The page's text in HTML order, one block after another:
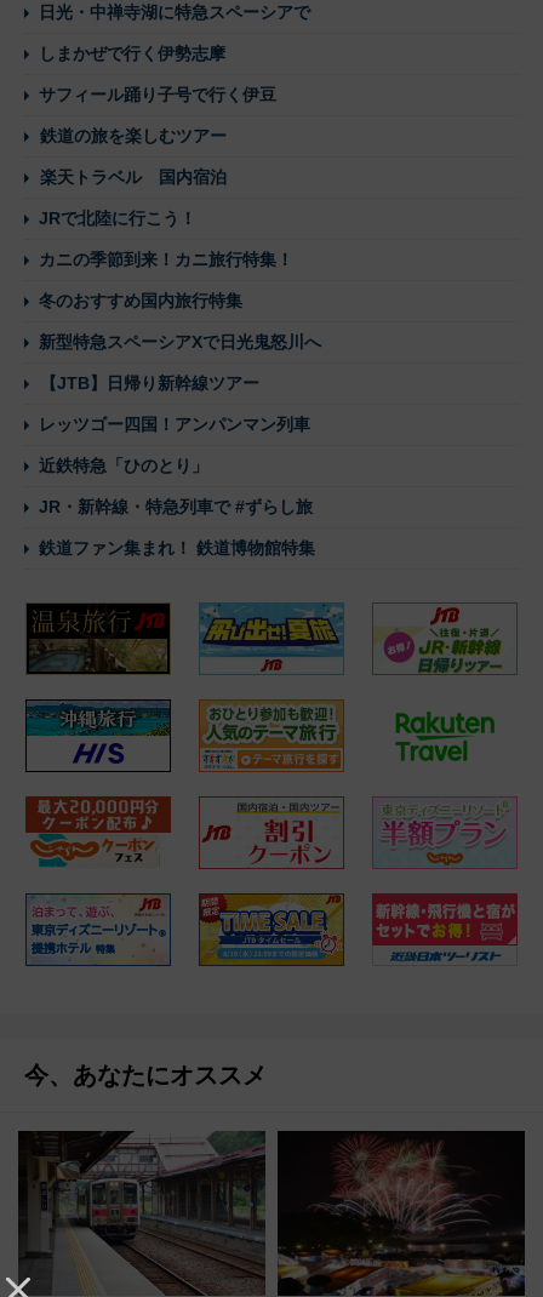
日光・中禅寺湖に特急スペーシアで
しまかぜで行く伊勢志摩
サフィール踊り子号で行く伊豆
鉄道の旅を楽しむツアー
楽天トラベル 国内宿泊
JRで北陸に行こう！
カニの季節到来！カニ旅行特集！
冬のおすすめ国内旅行特集
新型特急スペーシアXで日光鬼怒川へ
【JTB】日帰り新幹線ツアー
レッツゴー四国！アンパンマン列車
近鉄特急「ひのとり」
JR・新幹線・特急列車で #ずらし旅
鉄道ファン集まれ！ 鉄道博物館特集
今、あなたにオススメ